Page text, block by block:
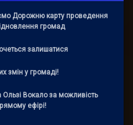
Дорожню карту проведення
громад
залишатися
змін у громаді!
Ользі Вокало за можливість
ефірі!